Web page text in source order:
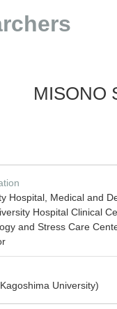
MISONO
Hospital, Medical and
Hospital Clinical
and Stress Care
University)